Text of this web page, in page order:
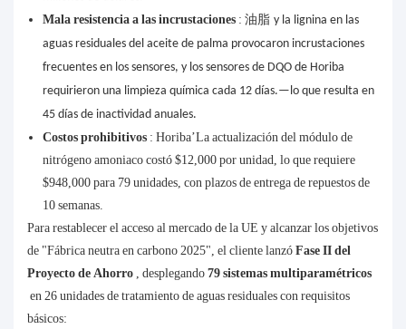
Mala resistencia a las incrustaciones : 油脂 y la lignina en las
aguas residuales del aceite de palma provocaron incrustaciones
frecuentes en los sensores, y los sensores de DQO de Horiba
requirieron una limpieza química cada 12 días.—lo que resulta en
45 días de inactividad anuales.
Costos prohibitivos : Horiba’La actualización del módulo de
nitrógeno amoniaco costó $12,000 por unidad, lo que requiere
$948,000 para 79 unidades, con plazos de entrega de repuestos de
10 semanas.
Para restablecer el acceso al mercado de la UE y alcanzar los objetivos
de "Fábrica neutra en carbono 2025", el cliente lanzóFase II del
Proyecto de Ahorro , desplegando79 sistemas multiparamétricos
en 26 unidades de tratamiento de aguas residuales con requisitos
básicos: